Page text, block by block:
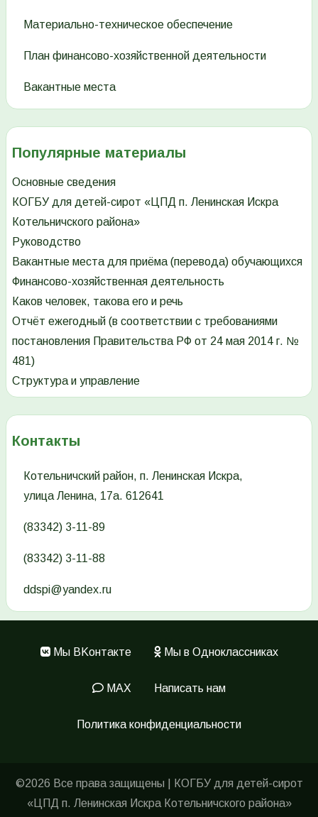
Материально-техническое обеспечение
План финансово-хозяйственной деятельности
Вакантные места
Популярные материалы
Основные сведения
КОГБУ для детей-сирот «ЦПД п. Ленинская Искра
Котельничского района»
Руководство
Вакантные места для приёма (перевода) обучающихся
Финансово-хозяйственная деятельность
Каков человек, такова его и речь
Отчёт ежегодный (в соответствии с требованиями
постановления Правительства РФ от 24 мая 2014 г. №
481)
Структура и управление
Контакты
Котельничский район, п. Ленинская Искра,
улица Ленина, 17а. 612641
(83342) 3-11-89
(83342) 3-11-88
ddspi@yandex.ru
Меню
Мы ВKонтакте Мы в Одноклассниках
MAX Написать нам
Политика конфиденциальности
©2026 Все права защищены | КОГБУ для детей-сирот
«ЦПД п. Ленинская Искра Котельничского района»